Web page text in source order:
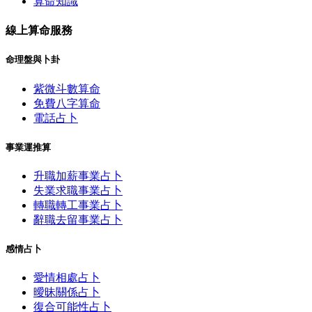
線上算命服務
命理盤與卜卦
紫微斗數算命
免費八字算命
電話占卜
事業運推算
升職加薪事業占卜
失業求職事業占卜
轉職轉工事業占卜
辭職去留事業占卜
感情占卜
愛情相處占卜
曖昧關係占卜
復合可能性占卜